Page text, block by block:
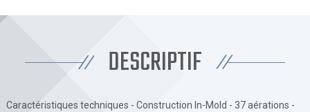
DESCRIPTIF
Caractéristiques techniques - Construction In-Mold - 37 aérations -